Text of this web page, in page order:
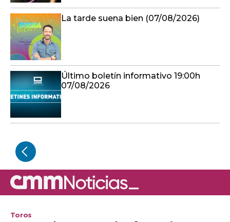
La tarde suena bien (07/08/2026)
Último boletín informativo 19:00h
07/08/2026
Toros